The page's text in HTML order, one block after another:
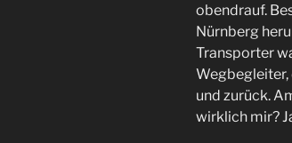
obendrauf.
Nürnberg
Transporter
Wegbegleiter,
und zurück.
wirklich mir?